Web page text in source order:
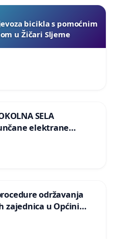
bicikla s pomoćnim
u Žičari Sljeme
SELA
elektrane
održavanja
zajednica u Općini